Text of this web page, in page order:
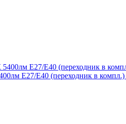
E27/E40 (переходник в компл.)